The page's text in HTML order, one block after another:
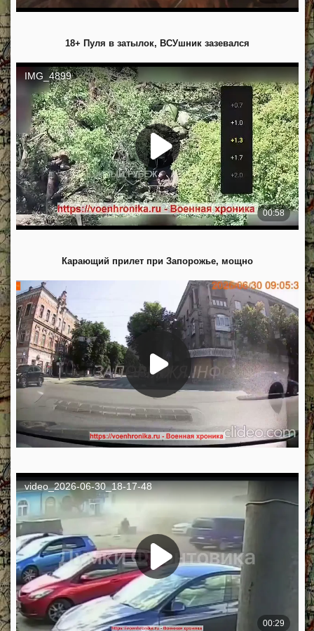
18+ Пуля в затылок, ВСУшник зазевался
Карающий прилет при Запорожье, мощно